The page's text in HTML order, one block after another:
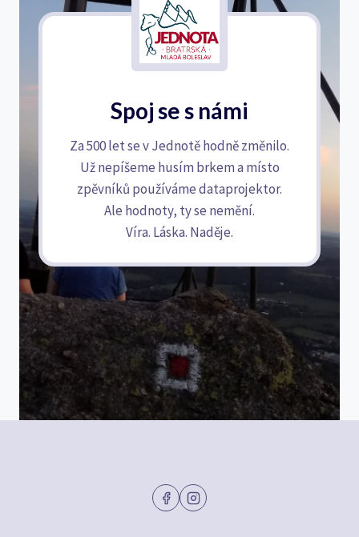
Spoj se s námi
Za 500 let se v Jednotě hodně změnilo.
Už nepíšeme husím brkem a místo
zpěvníků používáme dataprojektor.
Ale hodnoty, ty se nemění.
Víra. Láska. Naděje.